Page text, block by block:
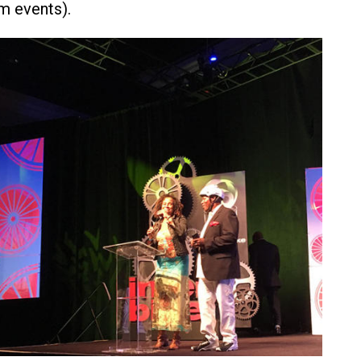
events).